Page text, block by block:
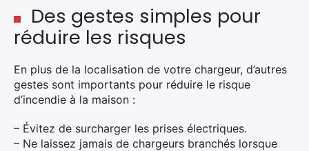
Des gestes simples pour
réduire les risques
En plus de la localisation de votre chargeur, d’autres
gestes sont importants pour réduire le risque
d’incendie à la maison :
– Évitez de surcharger les prises électriques.
– Ne laissez jamais de chargeurs branchés lorsque